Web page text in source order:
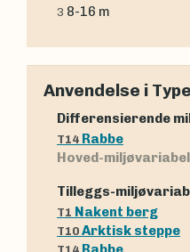
3 8-16 m
Anvendelse i
Differensierende
T14 Rabbe
Hoved-
Tilleggs-
T1 Nakent berg
T10 Arktisk steppe
T14